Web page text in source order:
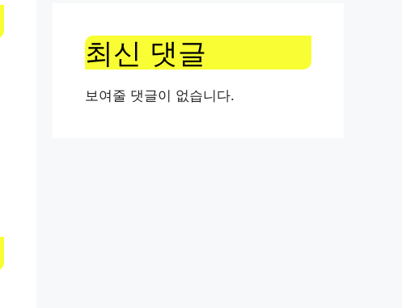
최신 댓글
보여줄 댓글이 없습니다.